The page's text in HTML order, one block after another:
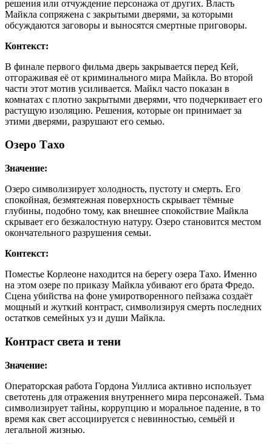
решения или отчуждение персонажа от других. Власть
Майкла сопряжена с закрытыми дверями, за которыми
обсуждаются заговоры и выносятся смертные приговоры.
Контекст:
В финале первого фильма дверь закрывается перед Кей,
отгораживая её от криминального мира Майкла. Во второй
части этот мотив усиливается. Майкл часто показан в
комнатах с плотно закрытыми дверями, что подчеркивает его
растущую изоляцию. Решения, которые он принимает за
этими дверями, разрушают его семью.
Озеро Тахо
Значение:
Озеро символизирует холодность, пустоту и смерть. Его
спокойная, безмятежная поверхность скрывает тёмные
глубины, подобно тому, как внешнее спокойствие Майкла
скрывает его безжалостную натуру. Озеро становится местом
окончательного разрушения семьи.
Контекст:
Поместье Корлеоне находится на берегу озера Тахо. Именно
на этом озере по приказу Майкла убивают его брата Фредо.
Сцена убийства на фоне умиротворенного пейзажа создаёт
мощный и жуткий контраст, символизируя смерть последних
остатков семейных уз и души Майкла.
Контраст света и тени
Значение:
Операторская работа Гордона Уиллиса активно использует
светотень для отражения внутреннего мира персонажей. Тьма
символизирует тайны, коррупцию и моральное падение, в то
время как свет ассоциируется с невинностью, семьёй и
легальной жизнью.